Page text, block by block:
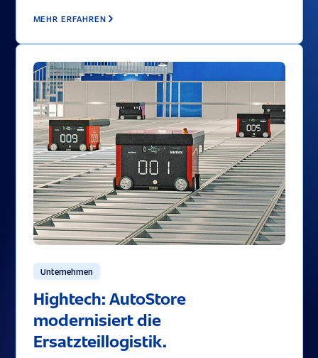
MEHR ERFAHREN
Unternehmen
Hightech: AutoStore
modernisiert die
Ersatzteillogistik.